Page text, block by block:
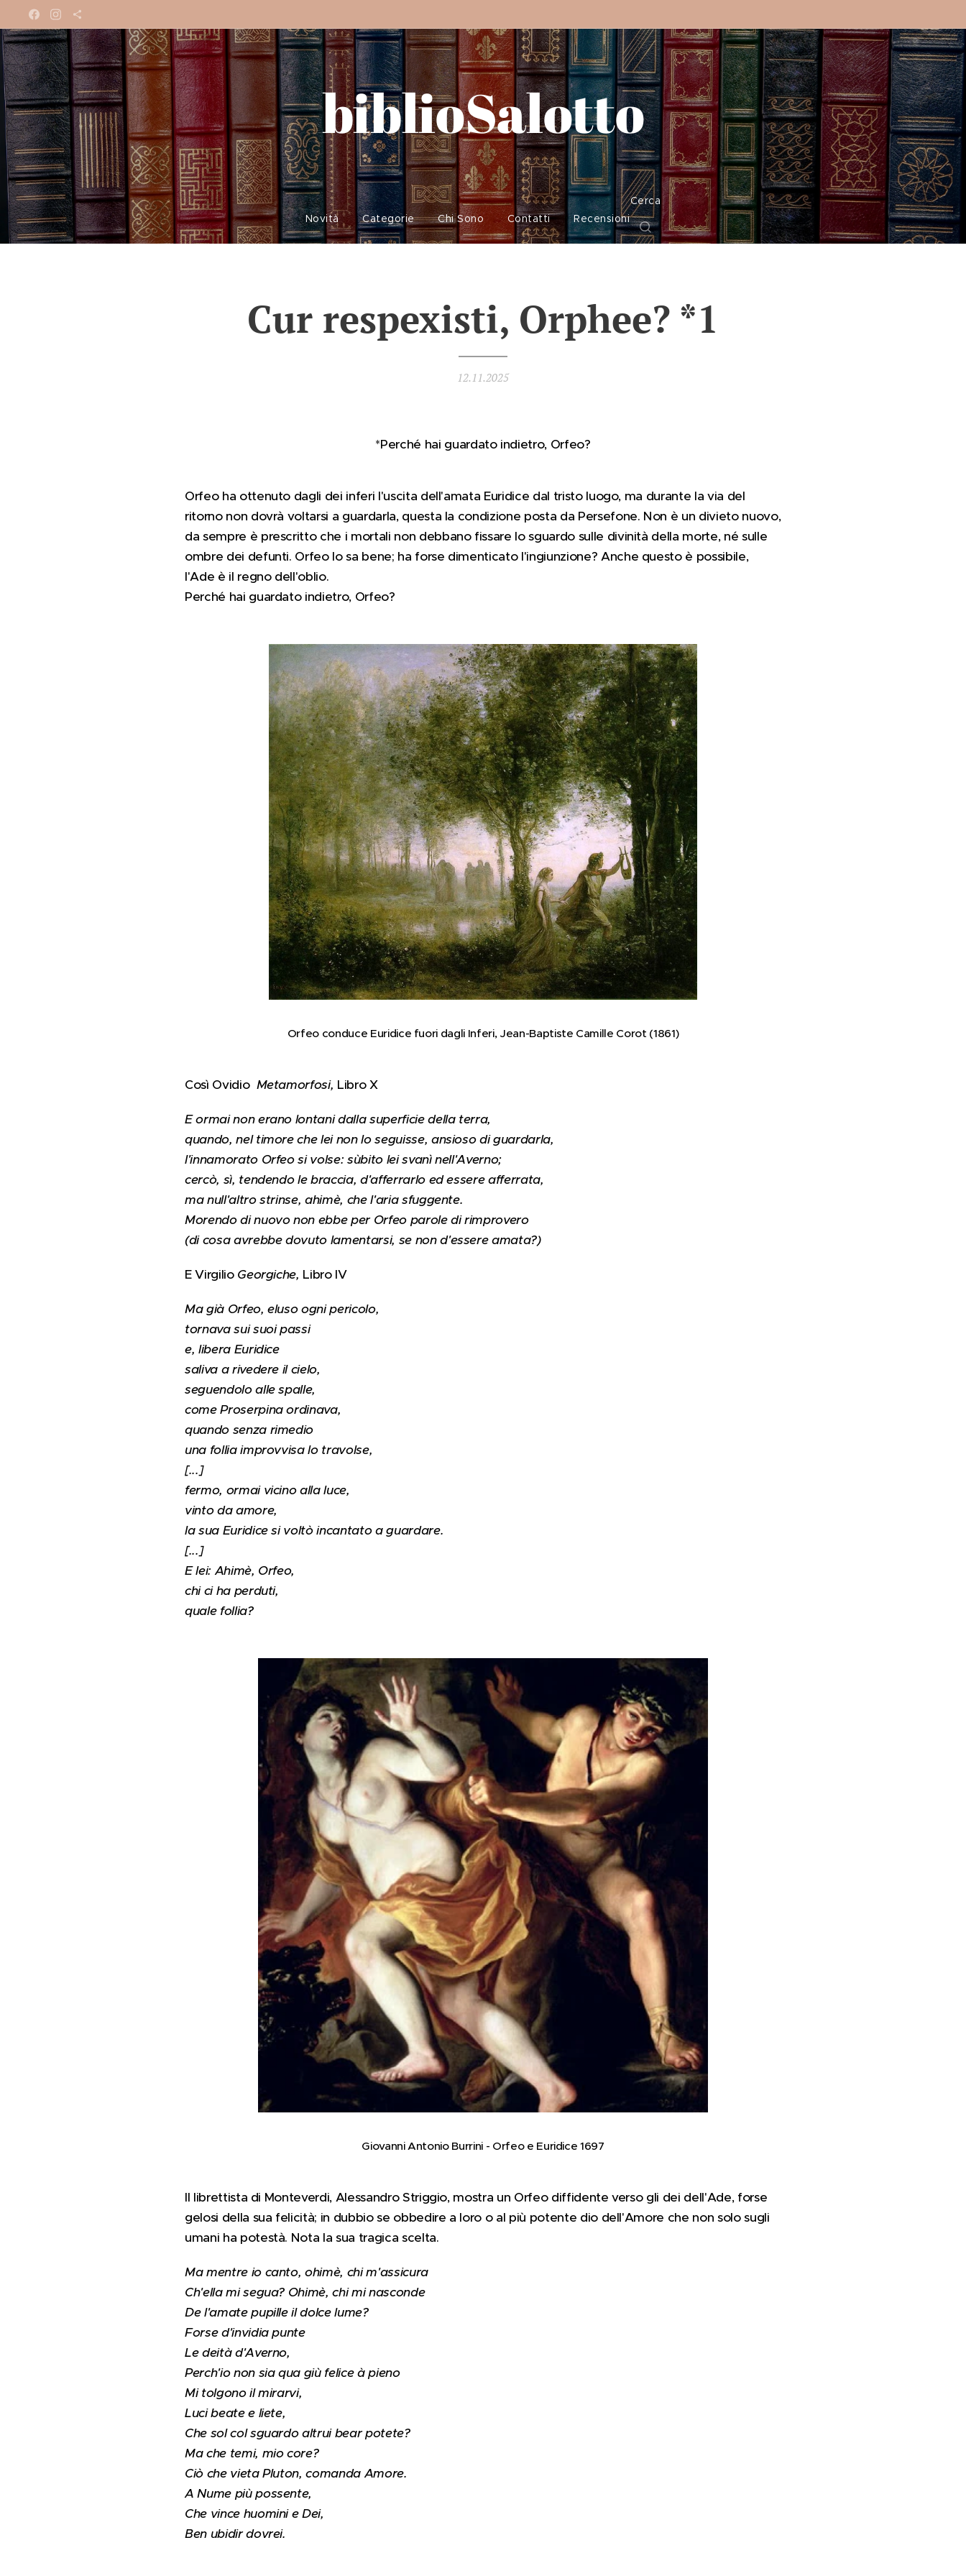
biblioSalotto
Novità Categorie Chi Sono Contatti Recensioni
Cerca
Cur respexisti, Orphee? *1
12.11.2025
*Perché hai guardato indietro, Orfeo?
Orfeo ha ottenuto dagli dei inferi l'uscita dell'amata Euridice dal tristo luogo, ma durante la via del
ritorno non dovrà voltarsi a guardarla, questa la condizione posta da Persefone. Non è un divieto nuovo,
da sempre è prescritto che i mortali non debbano fissare lo sguardo sulle divinità della morte, né sulle
ombre dei defunti. Orfeo lo sa bene; ha forse dimenticato l'ingiunzione? Anche questo è possibile,
l'Ade è il regno dell'oblio.
Perché hai guardato indietro, Orfeo?
Orfeo conduce Euridice fuori dagli Inferi, Jean-Baptiste Camille Corot (1861)
Così Ovidio Metamorfosi, Libro X
E ormai non erano lontani dalla superficie della terra,
quando, nel timore che lei non lo seguisse, ansioso di guardarla,
l'innamorato Orfeo si volse: sùbito lei svanì nell'Averno;
cercò, sì, tendendo le braccia, d'afferrarlo ed essere afferrata,
ma null'altro strinse, ahimè, che l'aria sfuggente.
Morendo di nuovo non ebbe per Orfeo parole di rimprovero
(di cosa avrebbe dovuto lamentarsi, se non d'essere amata?)
E Virgilio Georgiche, Libro IV
Ma già Orfeo, eluso ogni pericolo,
tornava sui suoi passi
e, libera Euridice
saliva a rivedere il cielo,
seguendolo alle spalle,
come Proserpina ordinava,
quando senza rimedio
una follia improvvisa lo travolse,
[...]
fermo, ormai vicino alla luce,
vinto da amore,
la sua Euridice si voltò incantato a guardare.
[...]
E lei: Ahimè, Orfeo,
chi ci ha perduti,
quale follia?
Giovanni Antonio Burrini - Orfeo e Euridice 1697
Il librettista di Monteverdi, Alessandro Striggio, mostra un Orfeo diffidente verso gli dei dell'Ade, forse
gelosi della sua felicità; in dubbio se obbedire a loro o al più potente dio dell'Amore che non solo sugli
umani ha potestà. Nota la sua tragica scelta.
Ma mentre io canto, ohimè, chi m'assicura
Ch'ella mi segua? Ohimè, chi mi nasconde
De l'amate pupille il dolce lume?
Forse d'invidia punte
Le deità d'Averno,
Perch'io non sia qua giù felice à pieno
Mi tolgono il mirarvi,
Luci beate e liete,
Che sol col sguardo altrui bear potete?
Ma che temi, mio core?
Ciò che vieta Pluton, comanda Amore.
A Nume più possente,
Che vince huomini e Dei,
Ben ubidir dovrei.